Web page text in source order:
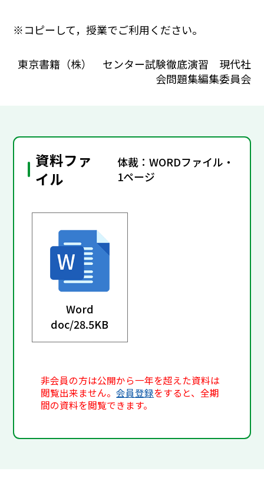
※コピーして，授業でご利用ください。
東京書籍（株） センター試験徹底演習 現代社
会問題集編集委員会
資料ファ
イル
体裁：WORDファイル・
1ページ
Word
doc/28.5KB
非会員の方は公開から一年を超えた資料は
閲覧出来ません。会員登録をすると、全期
間の資料を閲覧できます。